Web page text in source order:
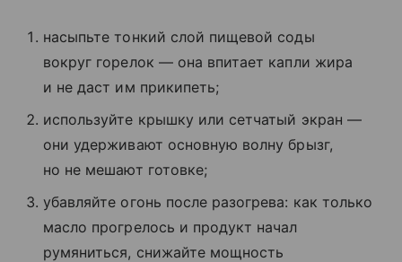
насыпьте тонкий слой пищевой соды
вокруг горелок — она впитает капли жира
и не даст им прикипеть;
используйте крышку или сетчатый экран —
они удерживают основную волну брызг,
но не мешают готовке;
убавляйте огонь после разогрева: как только
масло прогрелось и продукт начал
румяниться, снижайте мощность